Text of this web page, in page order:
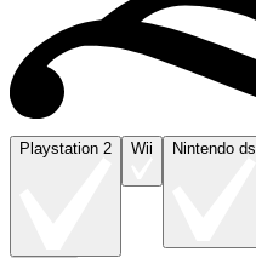
Playstation 2 Wii Nintendo ds